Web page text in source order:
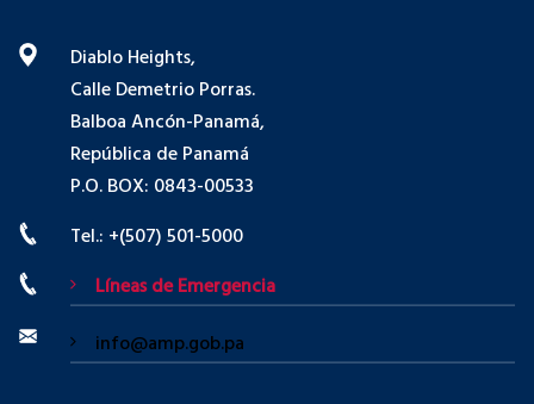
Diablo Heights,
Calle Demetrio Porras.
Balboa Ancón-Panamá,
República de Panamá
P.O. BOX: 0843-00533
Tel.: +(507) 501-5000
Líneas de Emergencia
info@amp.gob.pa